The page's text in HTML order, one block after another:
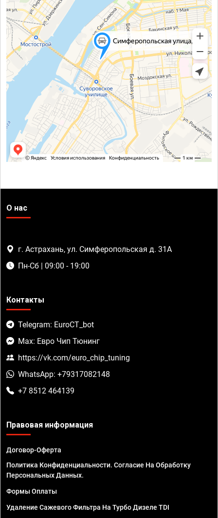
О нас
г. Астрахань, ул. Симферопольская д. 31А
Пн-Сб | 09:00 - 19:00
Контакты
Telegram: EuroCT_bot
Max: Евро Чип Тюнинг
https://vk.com/euro_chip_tuning
WhatsApp: +79317082148
+7 8512 464139
Правовая информация
Договор-Оферта
Политика Конфиденциальности. Согласие На Обработку
Персональных Данных.
Формы Оплаты
Удаление Сажевого Фильтра На Турбо Дизеле TDI